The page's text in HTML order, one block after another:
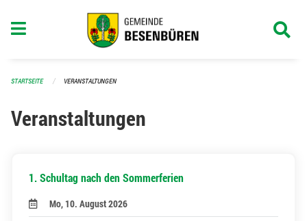
STARTSEITE VERANSTALTUNGEN
Veranstaltungen
1. Schultag nach den Sommerferien
Mo, 10. August 2026